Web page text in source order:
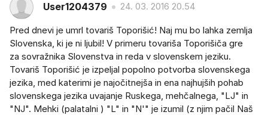
User1204379 24. 03. 2016 20.54
Pred dnevi je umrl tovariš Toporišić! Naj mu bo lahka zemlja
Slovenska, ki je ni ljubil! V primeru tovariša Toporišiča gre
za sovražnika Slovenstva in reda v slovenskem jeziku.
Tovariš Toporišić je izpeljal popolno potvorba slovenskega
jezika, med katerimi je najočitnejša in ena najhujših pohab
slovenskega jezika uvajanje Ruskega, mehčalnega, "LJ" in
"NJ". Mehki (palatalni ) "L" in "N'" je izumil (z njim pačil Naš